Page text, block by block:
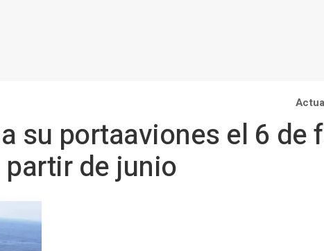
su portaaviones el 6 de
de junio